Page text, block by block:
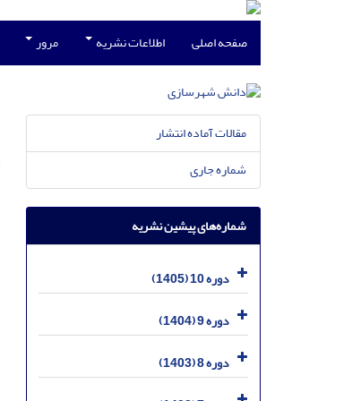
صفحه اصلی اطلاعات نشریه مرور
مقالات آماده انتشار
شماره جاری
شماره‌های پیشین نشریه
دوره 10 (1405)
دوره 9 (1404)
دوره 8 (1403)